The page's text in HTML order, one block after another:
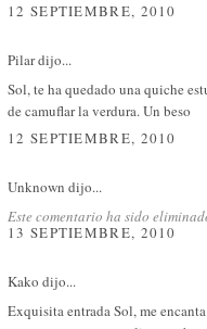
12 SEPTIEMBRE, 2010
Pilardijo...
Sol, te ha quedado una quiche
de camuflar la verdura. Un beso
12 SEPTIEMBRE, 2010
Unknown dijo...
Este comentario ha sido
13 SEPTIEMBRE, 2010
Kako dijo...
Exquisita entrada Sol, me